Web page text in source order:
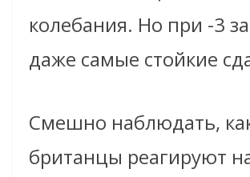
колебания. Но при -3
даже самые стойкие
Смешно наблюдать,
британцы реагируют